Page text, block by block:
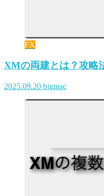
FX
XMの両建とは？攻略
2025.09.20 bigmac